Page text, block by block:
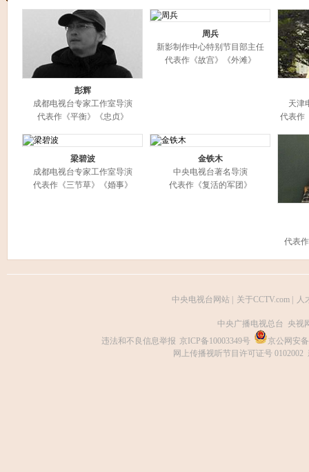
彭辉
成都电视台专家工作室导演
代表作《平衡》《忠贞》
周兵
新影制作中心特别节目部主任
代表作《故宫》《外滩》
天津
代表作
梁碧波
成都电视台专家工作室导演
代表作《三节草》《婚事》
金铁木
中央电视台著名导演
代表作《复活的军团》
代表
中央电视台网站 关于CCTV.com 人
中央广播电视总台 央视
违法和不良信息举报 京ICP备10003349号
京公网安
网上传播视听节目许可证号 0102002